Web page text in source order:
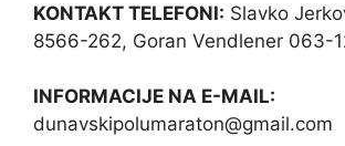
KONTAKT TELEFONI: Slavko
8566-262, Goran Vendlener 063-
INFORMACIJE NA E-MAIL:
dunavskipolumaraton@gmail.com